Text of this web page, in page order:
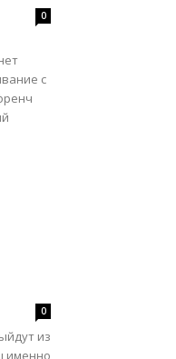
0
с
0
из
именно